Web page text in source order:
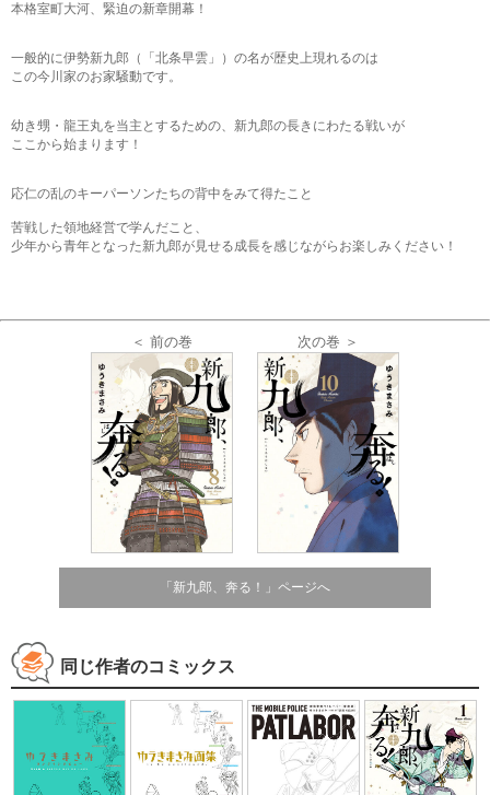
本格室町大河、緊迫の新章開幕！
一般的に伊勢新九郎（「北条早雲」）の名が歴史上現れるのは
この今川家のお家騒動です。
幼き甥・龍王丸を当主とするための、新九郎の長きにわたる戦いが
ここから始まります！
応仁の乱のキーパーソンたちの背中をみて得たこと
苦戦した領地経営で学んだこと、
少年から青年となった新九郎が見せる成長を感じながらお楽しみください！
＜ 前の巻 次の巻 ＞
「新九郎、奔る！」ページへ
同じ作者のコミックス